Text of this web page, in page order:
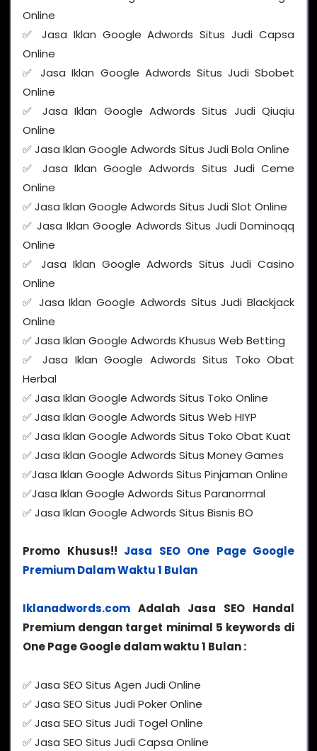
Online
✅ Jasa Iklan Google Adwords Situs Judi Capsa
Online
✅ Jasa Iklan Google Adwords Situs Judi Sbobet
Online
✅ Jasa Iklan Google Adwords Situs Judi Qiuqiu
Online
✅ Jasa Iklan Google Adwords Situs Judi Bola Online
✅ Jasa Iklan Google Adwords Situs Judi Ceme
Online
✅ Jasa Iklan Google Adwords Situs Judi Slot Online
✅ Jasa Iklan Google Adwords Situs Judi Dominoqq
Online
✅ Jasa Iklan Google Adwords Situs Judi Casino
Online
✅ Jasa Iklan Google Adwords Situs Judi Blackjack
Online
✅ Jasa Iklan Google Adwords Khusus Web Betting
✅ Jasa Iklan Google Adwords Situs Toko Obat
Herbal
✅ Jasa Iklan Google Adwords Situs Toko Online
✅ Jasa Iklan Google Adwords Situs Web HIYP
✅ Jasa Iklan Google Adwords Situs Toko Obat Kuat
✅ Jasa Iklan Google Adwords Situs Money Games
✅Jasa Iklan Google Adwords Situs Pinjaman Online
✅Jasa Iklan Google Adwords Situs Paranormal
✅ Jasa Iklan Google Adwords Situs Bisnis BO
Promo Khusus!! Jasa SEO One Page Google
Premium Dalam Waktu 1 Bulan
Iklanadwords.com Adalah Jasa SEO Handal
Premium dengan target minimal 5 keywords di
One Page Google dalam waktu 1 Bulan :
✅ Jasa SEO Situs Agen Judi Online
✅ Jasa SEO Situs Judi Poker Online
✅ Jasa SEO Situs Judi Togel Online
✅ Jasa SEO Situs Judi Capsa Online